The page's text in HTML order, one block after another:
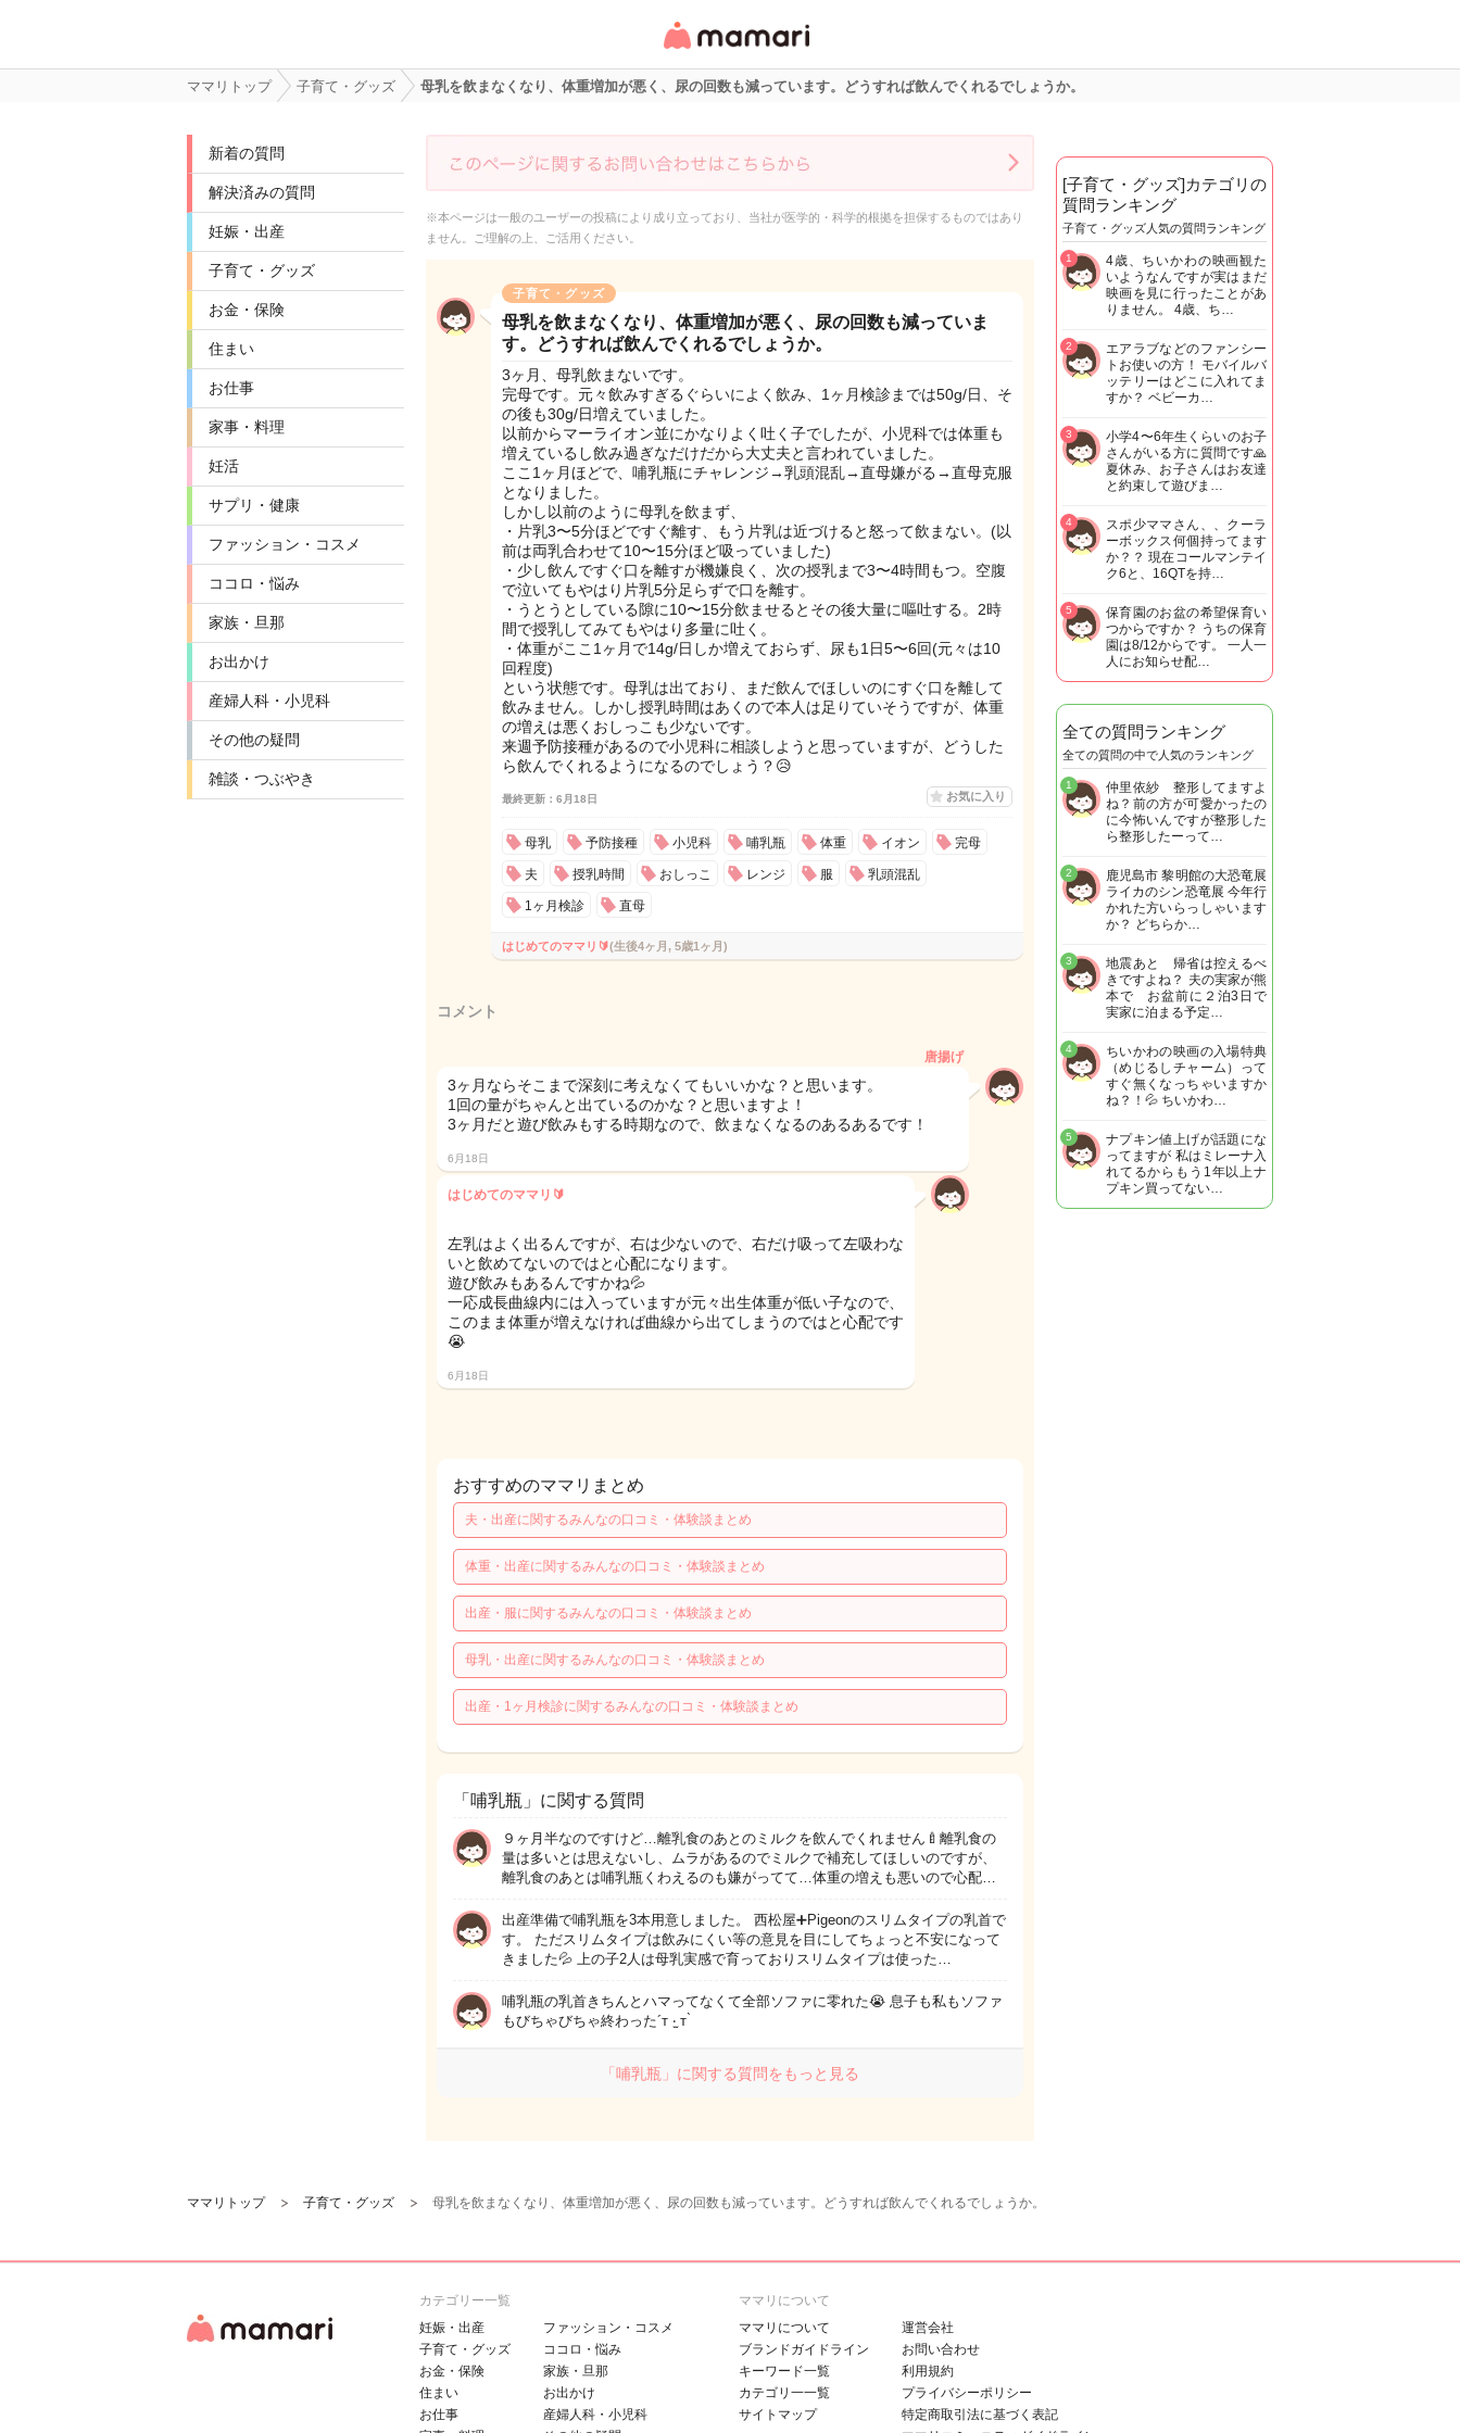
リ・情報サイト
ママリトップ 子育て・グッズ 母乳を飲まなくなり、体重増加が悪く、尿の回数も減っています。どうすれば飲んでくれるでしょうか。
新着の質問
解決済みの質問
妊娠・出産
子育て・グッズ
お金・保険
住まい
お仕事
家事・料理
妊活
サプリ・健康
ファッション・コスメ
ココロ・悩み
家族・旦那
お出かけ
産婦人科・小児科
その他の疑問
雑談・つぶやき
※本ページは一般のユーザーの投稿により成り立っており、当社が医学的・科学的根拠を担保するものではあり
ません。ご理解の上、ご活用ください。
子育て・グッズ
母乳を飲まなくなり、体重増加が悪く、尿の回数も減っていま
す。どうすれば飲んでくれるでしょうか。
3ヶ月、母乳飲まないです。
完母です。元々飲みすぎるぐらいによく飲み、1ヶ月検診までは50g/日、そ
の後も30g/日増えていました。
以前からマーライオン並にかなりよく吐く子でしたが、小児科では体重も
増えているし飲み過ぎなだけだから大丈夫と言われていました。
ここ1ヶ月ほどで、哺乳瓶にチャレンジ→乳頭混乱→直母嫌がる→直母克服
となりました。
しかし以前のように母乳を飲まず、
・片乳3〜5分ほどですぐ離す、もう片乳は近づけると怒って飲まない。(以
前は両乳合わせて10〜15分ほど吸っていました)
・少し飲んですぐ口を離すが機嫌良く、次の授乳まで3〜4時間もつ。空腹
で泣いてもやはり片乳5分足らずで口を離す。
・うとうとしている隙に10〜15分飲ませるとその後大量に嘔吐する。2時
間で授乳してみてもやはり多量に吐く。
・体重がここ1ヶ月で14g/日しか増えておらず、尿も1日5〜6回(元々は10
回程度)
という状態です。母乳は出ており、まだ飲んでほしいのにすぐ口を離して
飲みません。しかし授乳時間はあくので本人は足りていそうですが、体重
の増えは悪くおしっこも少ないです。
来週予防接種があるので小児科に相談しようと思っていますが、どうした
ら飲んでくれるようになるのでしょう？😥
最終更新：6月18日 お気に入り
母乳 予防接種 小児科 哺乳瓶 体重 イオン 完母
夫 授乳時間 おしっこ レンジ 服 乳頭混乱
1ヶ月検診 直母
はじめてのママリ🔰(生後4ヶ月, 5歳1ヶ月)
コメント
唐揚げ
3ヶ月ならそこまで深刻に考えなくてもいいかな？と思います。
1回の量がちゃんと出ているのかな？と思いますよ！
3ヶ月だと遊び飲みもする時期なので、飲まなくなるのあるあるです！
6月18日
はじめてのママリ🔰
左乳はよく出るんですが、右は少ないので、右だけ吸って左吸わな
いと飲めてないのではと心配になります。
遊び飲みもあるんですかね💦
一応成長曲線内には入っていますが元々出生体重が低い子なので、
このまま体重が増えなければ曲線から出てしまうのではと心配です
😭
6月18日
おすすめのママリまとめ
夫・出産に関するみんなの口コミ・体験談まとめ
体重・出産に関するみんなの口コミ・体験談まとめ
出産・服に関するみんなの口コミ・体験談まとめ
母乳・出産に関するみんなの口コミ・体験談まとめ
出産・1ヶ月検診に関するみんなの口コミ・体験談まとめ
「哺乳瓶」に関する質問
９ヶ月半なのですけど…離乳食のあとのミルクを飲んでくれません🍼離乳食の
量は多いとは思えないし、ムラがあるのでミルクで補充してほしいのですが、
離乳食のあとは哺乳瓶くわえるのも嫌がってて…体重の増えも悪いので心配…
出産準備で哺乳瓶を3本用意しました。 西松屋➕Pigeonのスリムタイプの乳首で
す。 ただスリムタイプは飲みにくい等の意見を目にしてちょっと不安になって
きました💦 上の子2人は母乳実感で育っておりスリムタイプは使った…
哺乳瓶の乳首きちんとハマってなくて全部ソファに零れた😭 息子も私もソファ
もびちゃびちゃ終わった‎´т ‧̫ т ̀
「哺乳瓶」に関する質問をもっと見る
[子育て・グッズ]カテゴリの
質問ランキング
子育て・グッズ人気の質問ランキング
4歳、ちいかわの映画観た
いようなんですが実はまだ
映画を見に行ったことがあ
りません。 4歳、ち…
1
エアラブなどのファンシー
トお使いの方！ モバイルバ
ッテリーはどこに入れてま
すか？ ベビーカ…
2
小学4〜6年生くらいのお子
さんがいる方に質問です🙏
夏休み、お子さんはお友達
と約束して遊びま…
3
スポ少ママさん、、クーラ
ーボックス何個持ってます
か？？ 現在コールマンテイ
ク6と、16QTを持…
4
保育園のお盆の希望保育い
つからですか？ うちの保育
園は8/12からです。 一人一
人にお知らせ配…
5
全ての質問ランキング
全ての質問の中で人気のランキング
仲里依紗 整形してますよ
ね？前の方が可愛かったの
に今怖いんですが整形した
ら整形したーって…
1
鹿児島市 黎明館の大恐竜展
ライカのシン恐竜展 今年行
かれた方いらっしゃいます
か？ どちらか…
2
地震あと 帰省は控えるべ
きですよね？ 夫の実家が熊
本で お盆前に２泊3日で
実家に泊まる予定…
3
ちいかわの映画の入場特典
（めじるしチャーム）って
すぐ無くなっちゃいますか
ね？！💦 ちいかわ…
4
ナプキン値上げが話題にな
ってますが 私はミレーナ入
れてるからもう1年以上ナ
プキン買ってない…
5
ママリトップ 子育て・グッズ 母乳を飲まなくなり、体重増加が悪く、尿の回数も減っています。どうすれば飲んでくれるでしょうか。
カテゴリー一覧
妊娠・出産
子育て・グッズ
お金・保険
住まい
お仕事
ファッション・コスメ
ココロ・悩み
家族・旦那
お出かけ
産婦人科・小児科
ママリについて
ママリについて
ブランドガイドライン
キーワード一覧
カテゴリ一一覧
サイトマップ
運営会社
お問い合わせ
利用規約
プライバシーポリシー
特定商取引法に基づく表記